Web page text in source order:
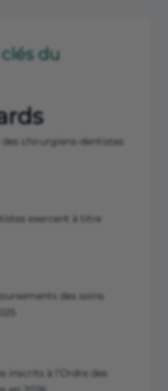
du
chirurgiens-dentistes
exercent à titre
des soins
inscrits à l’Ordre des